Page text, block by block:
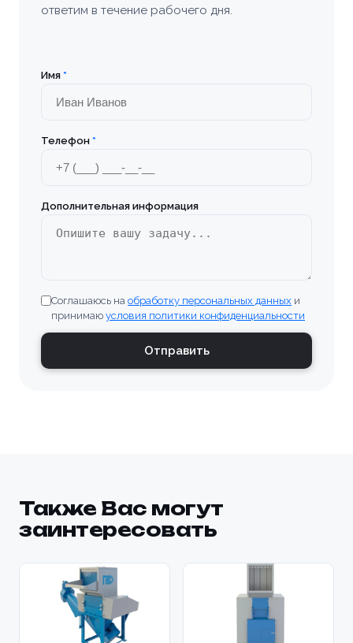
ответим в течение рабочего дня.
Имя *
Телефон *
Дополнительная информация
Соглашаюсь на обработку персональных данных и
принимаю условия политики конфиденциальности
Отправить
Также Вас могут
заинтересовать